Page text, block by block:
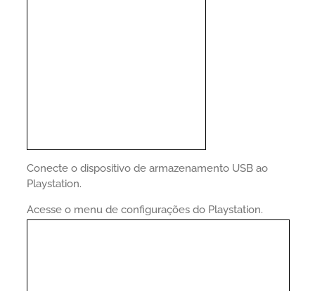
Conecte o dispositivo de armazenamento USB ao
Playstation.
Acesse o menu de configurações do Playstation.